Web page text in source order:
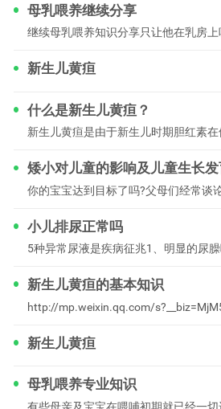
母乳喂养继续分享
新生儿黄疸
什么是新生儿黄疸？
矮小对儿童的影响及儿童生长
小儿排尿正常吗
新生儿黄疸的基本知识
新生儿黄疸
母乳喂养专业知识